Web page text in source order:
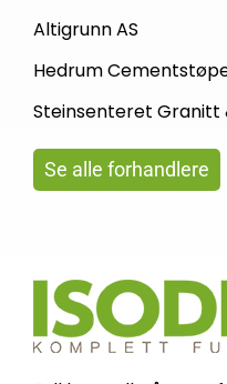
Altigrunn AS
Hedrum
Steinsenteret Granitt
Se alle forhandlere